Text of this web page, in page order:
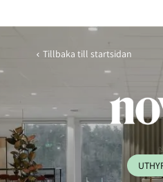
Tillbaka till startsidan